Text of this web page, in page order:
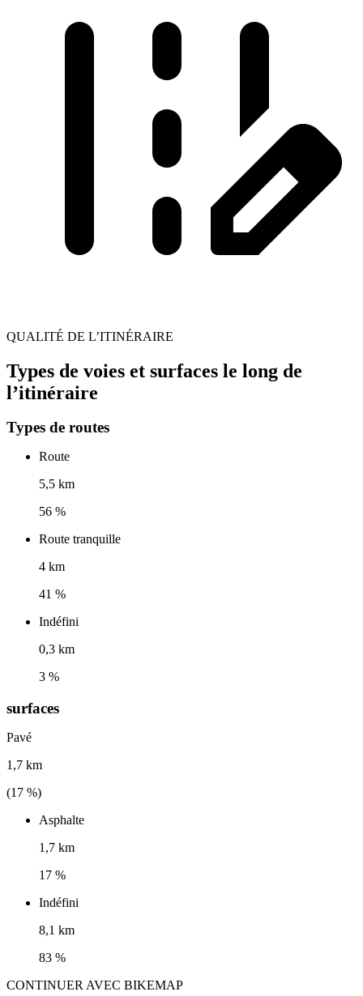
QUALITÉ DE L’ITINÉRAIRE
Types de voies et surfaces le long de
l’itinéraire
Types de routes
Route
5,5 km
56 %
Route tranquille
4 km
41 %
Indéfini
0,3 km
3 %
surfaces
Pavé
1,7 km
(17 %)
Asphalte
1,7 km
17 %
Indéfini
8,1 km
83 %
CONTINUER AVEC BIKEMAP